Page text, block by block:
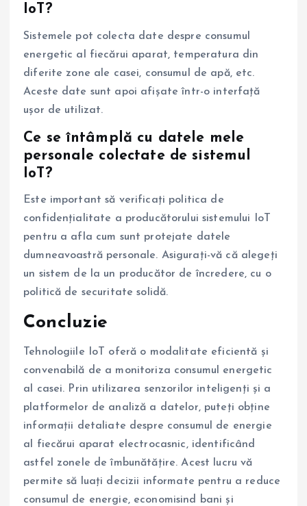
IoT?
Sistemele pot colecta date despre consumul
energetic al fiecărui aparat, temperatura din
diferite zone ale casei, consumul de apă, etc.
Aceste date sunt apoi afișate într-o interfață
ușor de utilizat.
Ce se întâmplă cu datele mele
personale colectate de sistemul
IoT?
Este important să verificați politica de
confidențialitate a producătorului sistemului IoT
pentru a afla cum sunt protejate datele
dumneavoastră personale. Asigurați-vă că alegeți
un sistem de la un producător de încredere, cu o
politică de securitate solidă.
Concluzie
Tehnologiile IoT oferă o modalitate eficientă și
convenabilă de a monitoriza consumul energetic
al casei. Prin utilizarea senzorilor inteligenți și a
platformelor de analiză a datelor, puteți obține
informații detaliate despre consumul de energie
al fiecărui aparat electrocasnic, identificând
astfel zonele de îmbunătățire. Acest lucru vă
permite să luați decizii informate pentru a reduce
consumul de energie, economisind bani și